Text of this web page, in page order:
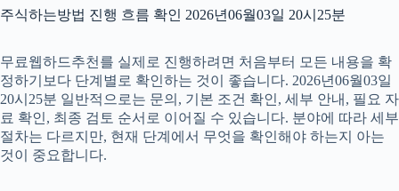
주식하는방법 진행 흐름 확인 2026년06월03일 20시25분
무료웹하드추천를 실제로 진행하려면 처음부터 모든 내용을 확
정하기보다 단계별로 확인하는 것이 좋습니다. 2026년06월03일
20시25분 일반적으로는 문의, 기본 조건 확인, 세부 안내, 필요 자
료 확인, 최종 검토 순서로 이어질 수 있습니다. 분야에 따라 세부
절차는 다르지만, 현재 단계에서 무엇을 확인해야 하는지 아는
것이 중요합니다.